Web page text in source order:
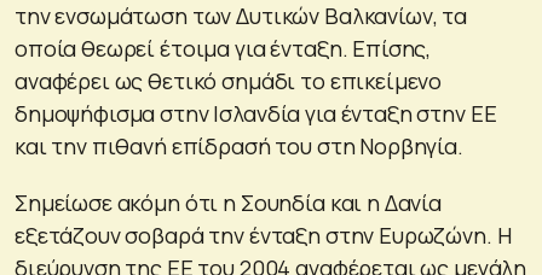
την ενσωμάτωση των Δυτικών Βαλκανίων, τα
οποία θεωρεί έτοιμα για ένταξη. Επίσης,
αναφέρει ως θετικό σημάδι το επικείμενο
δημοψήφισμα στην Ισλανδία για ένταξη στην ΕΕ
και την πιθανή επίδρασή του στη Νορβηγία.
Σημείωσε ακόμη ότι η Σουηδία και η Δανία
εξετάζουν σοβαρά την ένταξη στην Ευρωζώνη. Η
διεύρυνση της ΕΕ του 2004 αναφέρεται ως μεγάλη